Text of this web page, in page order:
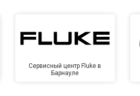
Сервисный центр Fluke в
Барнауле